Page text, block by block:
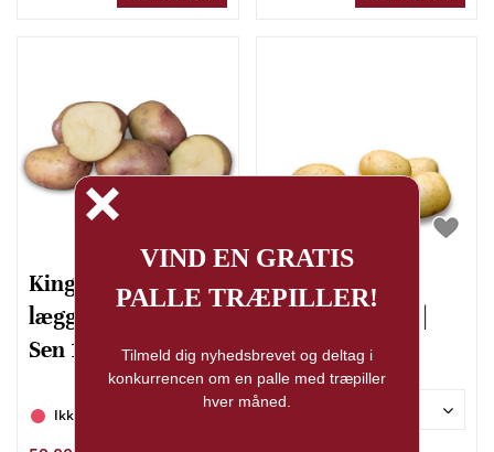
King Edward
læggekartofler |
Sen 1,5kg
Ikke på lager
Solist
Meget tidlig
Vægt